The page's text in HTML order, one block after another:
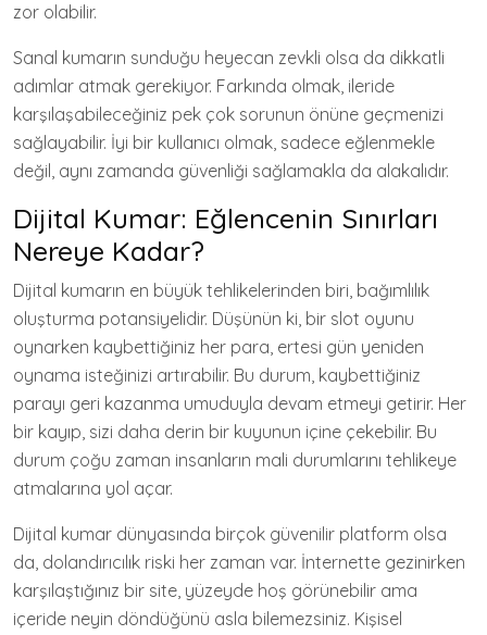
zor olabilir.
Sanal kumarın sunduğu heyecan zevkli olsa da dikkatli
adımlar atmak gerekiyor. Farkında olmak, ileride
karşılaşabileceğiniz pek çok sorunun önüne geçmenizi
sağlayabilir. İyi bir kullanıcı olmak, sadece eğlenmekle
değil, aynı zamanda güvenliği sağlamakla da alakalıdır.
Dijital Kumar: Eğlencenin Sınırları
Nereye Kadar?
Dijital kumarın en büyük tehlikelerinden biri, bağımlılık
oluşturma potansiyelidir. Düşünün ki, bir slot oyunu
oynarken kaybettiğiniz her para, ertesi gün yeniden
oynama isteğinizi artırabilir. Bu durum, kaybettiğiniz
parayı geri kazanma umuduyla devam etmeyi getirir. Her
bir kayıp, sizi daha derin bir kuyunun içine çekebilir. Bu
durum çoğu zaman insanların mali durumlarını tehlikeye
atmalarına yol açar.
Dijital kumar dünyasında birçok güvenilir platform olsa
da, dolandırıcılık riski her zaman var. İnternette gezinirken
karşılaştığınız bir site, yüzeyde hoş görünebilir ama
içeride neyin döndüğünü asla bilemezsiniz. Kişisel